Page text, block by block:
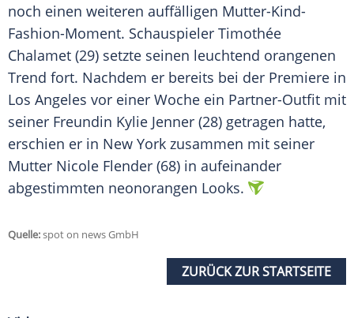
noch einen weiteren auffälligen Mutter-Kind-
Fashion-Moment. Schauspieler Timothée
Chalamet (29) setzte seinen leuchtend orangenen
Trend fort. Nachdem er bereits bei der Premiere in
Los Angeles vor einer Woche ein Partner-Outfit mit
seiner Freundin Kylie Jenner (28) getragen hatte,
erschien er in New York zusammen mit seiner
Mutter Nicole Flender (68) in aufeinander
abgestimmten neonorangen Looks.
Quelle:spot on news GmbH
ZURÜCK ZUR STARTSEITE